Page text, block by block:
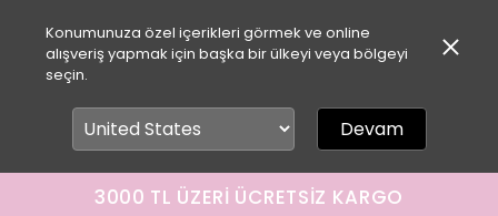
Konumunuza özel içerikleri görmek ve online
alışveriş yapmak için başka bir ülkeyi veya bölgeyi
seçin.
Devam
3000 TL ÜZERI ÜCRETSIZ KARGO